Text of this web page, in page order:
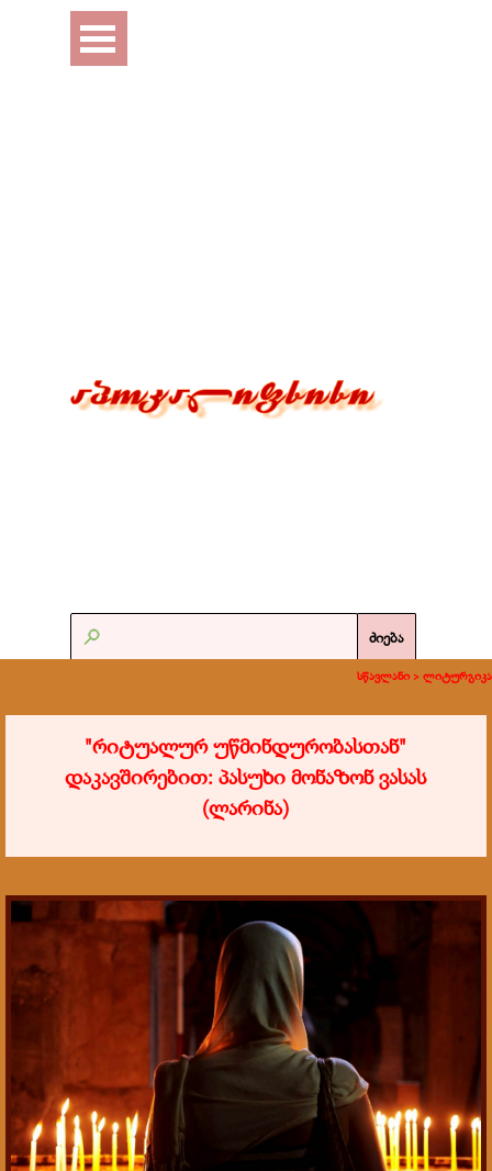
Перейти к контенту
Пропустить меню
ძიება
სწავლანი > ლიტურგიკა
"რიტუალურ უწმინდურობასთან"
დაკავშირებით: პასუხი მონაზონ ვასას
(ლარინა)